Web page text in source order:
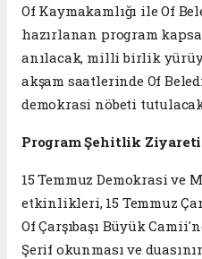
Of Kaymakamlığı ile Of
hazırlanan program
anılacak, milli birlik
akşam saatlerinde Of
demokrasi nöbeti
Program Şehitlik
15 Temmuz Demokrasi
etkinlikleri, 15 Temmuz
Of Çarşıbaşı Büyük
Şerif okunması ve